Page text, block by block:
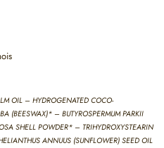
OIL – HYDROGENATED COCO-
(BEESWAX)* – BUTYROSPERMUM PARKII
SHELL POWDER* – TRIHYDROXYSTEARIN
ANNUUS (SUNFLOWER) SEED OIL